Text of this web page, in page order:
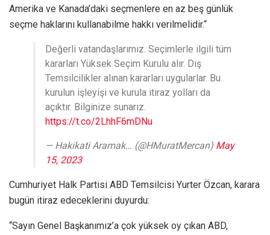
Amerika ve Kanada’daki seçmenlere en az beş günlük
seçme haklarını kullanabilme hakkı verilmelidir.“
Değerli vatandaşlarımız. Seçimlerle ilgili tüm
kararları Yüksek Seçim Kurulu alır. Dış
Temsilcilikler alınan kararları uygularlar. Bu
kurulun işleyişi ve kurula itiraz yolları da
açıktır. Bilginize sunarız.
https://t.co/2LhhF6mDNu
— Hakikati Aramak… (@HMuratMercan) May
15, 2023
Cumhuriyet Halk Partisi ABD Temsilcisi Yurter Özcan, karara
bugün itiraz edeceklerini duyurdu:
“Sayın Genel Başkanımız’a çok yüksek oy çıkan ABD,